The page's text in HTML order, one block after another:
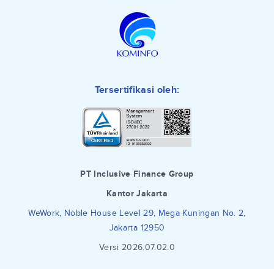
Tersertifikasi oleh:
PT Inclusive Finance Group
Kantor Jakarta
WeWork, Noble House Level 29, Mega Kuningan No. 2,
Jakarta 12950
Versi 2026.07.02.0